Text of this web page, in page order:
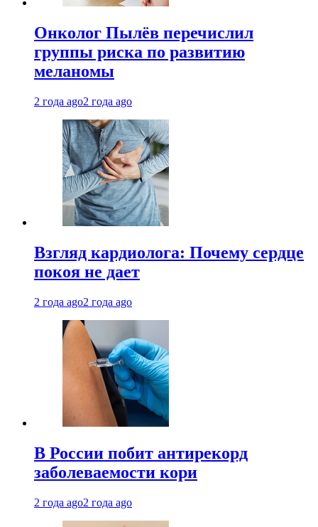
Онколог Пылёв перечислил
группы риска по развитию
меланомы
2 года ago2 года ago
Взгляд кардиолога: Почему сердце
покоя не дает
2 года ago2 года ago
В России побит антирекорд
заболеваемости кори
2 года ago2 года ago